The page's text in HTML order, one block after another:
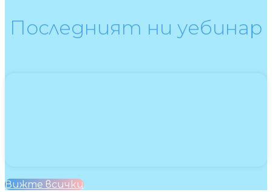
Последният ни уебинар
Вижте всички